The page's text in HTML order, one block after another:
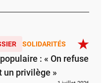
SOLIDARITÉS
: « On refuse
un privilège »